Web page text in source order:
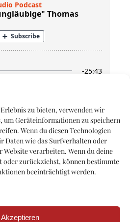
zu bieten, verwenden wir
um Geräteinformationen zu speichern
Wenn du diesen Technologien
Daten wie das Surfverhalten oder
Website verarbeiten. Wenn du deine
zurückziehst, können bestimmte
beeinträchtigt werden.
Akzeptieren
Johannes 20, 19-29